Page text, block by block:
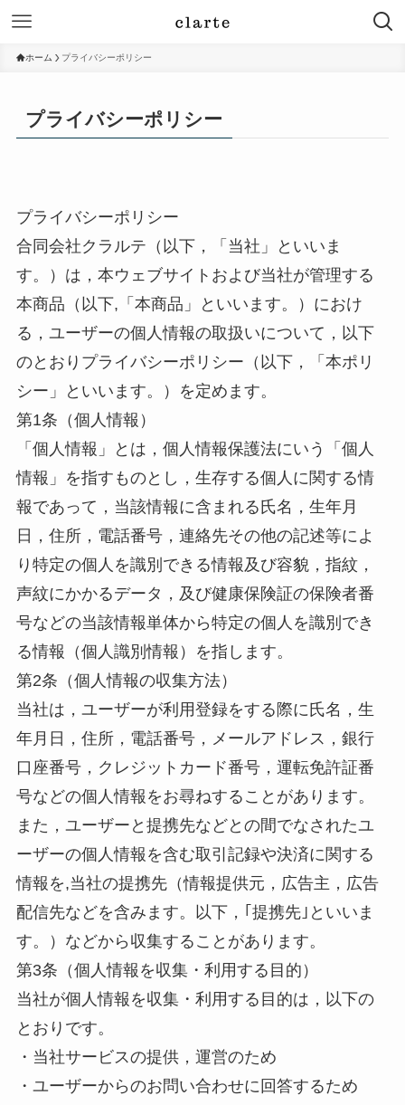
ホーム プライバシーポリシー
プライバシーポリシー
プライバシーポリシー
合同会社クラルテ（以下，「当社」といいま
す。）は，本ウェブサイトおよび当社が管理する
本商品（以下,「本商品」といいます。）におけ
る，ユーザーの個人情報の取扱いについて，以下
のとおりプライバシーポリシー（以下，「本ポリ
シー」といいます。）を定めます。
第1条（個人情報）
「個人情報」とは，個人情報保護法にいう「個人
情報」を指すものとし，生存する個人に関する情
報であって，当該情報に含まれる氏名，生年月
日，住所，電話番号，連絡先その他の記述等によ
り特定の個人を識別できる情報及び容貌，指紋，
声紋にかかるデータ，及び健康保険証の保険者番
号などの当該情報単体から特定の個人を識別でき
る情報（個人識別情報）を指します。
第2条（個人情報の収集方法）
当社は，ユーザーが利用登録をする際に氏名，生
年月日，住所，電話番号，メールアドレス，銀行
口座番号，クレジットカード番号，運転免許証番
号などの個人情報をお尋ねすることがあります。
また，ユーザーと提携先などとの間でなされたユ
ーザーの個人情報を含む取引記録や決済に関する
情報を,当社の提携先（情報提供元，広告主，広告
配信先などを含みます。以下，｢提携先｣といいま
す。）などから収集することがあります。
第3条（個人情報を収集・利用する目的）
当社が個人情報を収集・利用する目的は，以下の
とおりです。
・当社サービスの提供，運営のため
・ユーザーからのお問い合わせに回答するため